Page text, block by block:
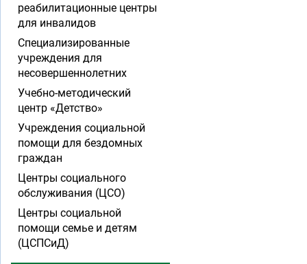
реабилитационные центры
для инвалидов
Специализированные
учреждения для
несовершеннолетних
Учебно-методический
центр «Детство»
Учреждения социальной
помощи для бездомных
граждан
Центры социального
обслуживания (ЦСО)
Центры социальной
помощи семье и детям
(ЦСПСиД)